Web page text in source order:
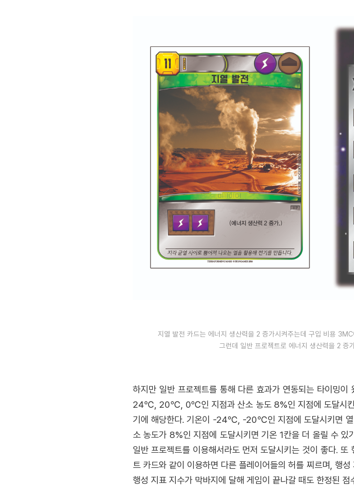
지열 발전 카드는 에너지 생산력을 2 증가시켜주는데 구입 비용
그런데 일반 프로젝트로 에너지 생산력을 2 증
하지만 일반 프로젝트를 통해 다른 효과가 연동되는 타이밍이
24℃, 20℃, 0℃인 지점과 산소 농도 8%인 지점에 도달시킨
기에 해당한다. 기온이 -24℃, -20℃인 지점에 도달시키면
소 농도가 8%인 지점에 도달시키면 기온 1칸을 더 올릴 수 있
일반 프로젝트를 이용해서라도 먼저 도달시키는 것이 좋다.
트 카드와 같이 이용하면 다른 플레이어들의 허를 찌르며, 행
행성 지표 지수가 막바지에 달해 게임이 끝나갈 때도 한정된